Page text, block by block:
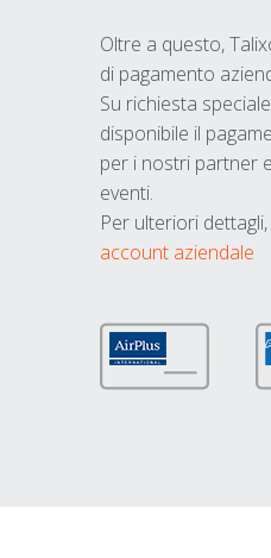
Oltre a questo,
di pagamento
Su richiesta
disponibile il
per i nostri partner
eventi.
Per ulteriori
account aziendale